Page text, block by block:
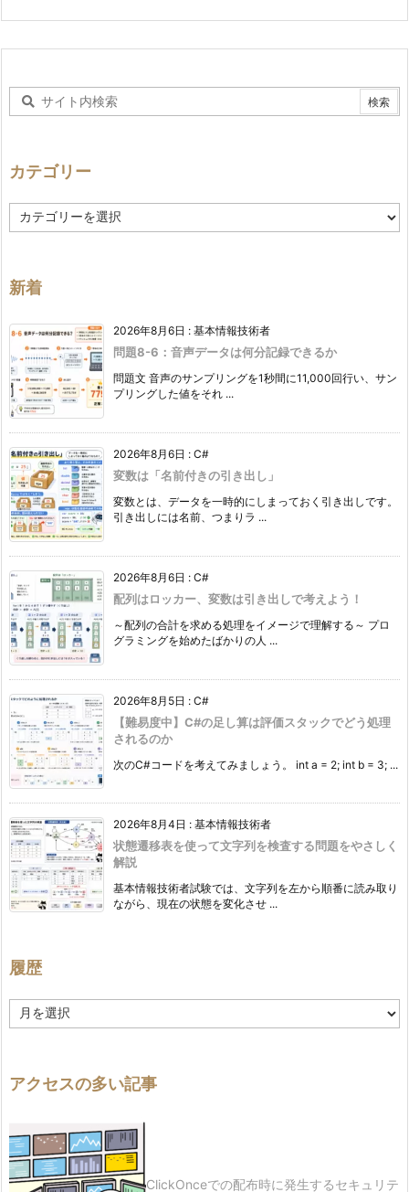
カテゴリー
テ
ー
新着
2026年8月6日 : 基本情報技術者
問題8-6：音声データは何分記録できるか
問題文 音声のサンプリングを1秒間に11,000回行い、サン
プリングした値をそれ ...
2026年8月6日 : C#
変数は「名前付きの引き出し」
変数とは、データを一時的にしまっておく引き出しです。
引き出しには名前、つまりラ ...
2026年8月6日 : C#
配列はロッカー、変数は引き出しで考えよう！
～配列の合計を求める処理をイメージで理解する～ プロ
グラミングを始めたばかりの人 ...
2026年8月5日 : C#
【難易度中】C#の足し算は評価スタックでどう処理
されるのか
次のC#コードを考えてみましょう。 int a = 2; int b = 3; ...
2026年8月4日 : 基本情報技術者
状態遷移表を使って文字列を検査する問題をやさしく
解説
基本情報技術者試験では、文字列を左から順番に読み取り
ながら、現在の状態を変化させ ...
履歴
歴
アクセスの多い記事
ClickOnceでの配布時に発生するセキュリテ